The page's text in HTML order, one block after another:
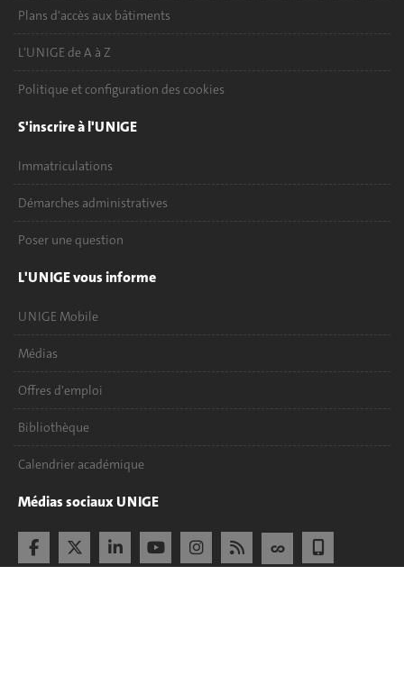
Plans d'accès aux bâtiments
L'UNIGE de A à Z
Politique et configuration des cookies
S'inscrire à l'UNIGE
Immatriculations
Démarches administratives
Poser une question
L'UNIGE vous informe
UNIGE Mobile
Médias
Offres d'emploi
Bibliothèque
Calendrier académique
Médias sociaux UNIGE